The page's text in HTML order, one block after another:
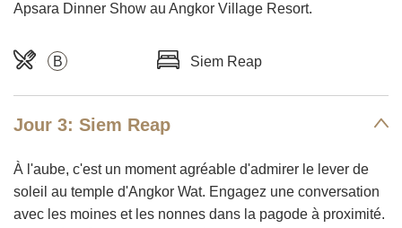
Apsara Dinner Show au Angkor Village Resort.
B Siem Reap
Jour 3: Siem Reap
À l'aube, c'est un moment agréable d'admirer le lever de
soleil au temple d'Angkor Wat. Engagez une conversation
avec les moines et les nonnes dans la pagode à proximité.